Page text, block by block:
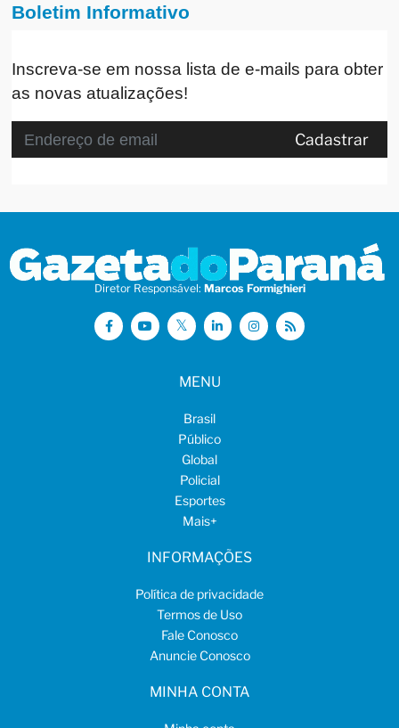
Boletim Informativo
Inscreva-se em nossa lista de e-mails para obter
as novas atualizações!
Cadastrar
Diretor Responsável: Marcos Formighieri
MENU
Brasil
Público
Global
Policial
Esportes
Mais+
INFORMAÇÕES
Política de privacidade
Termos de Uso
Fale Conosco
Anuncie Conosco
MINHA CONTA